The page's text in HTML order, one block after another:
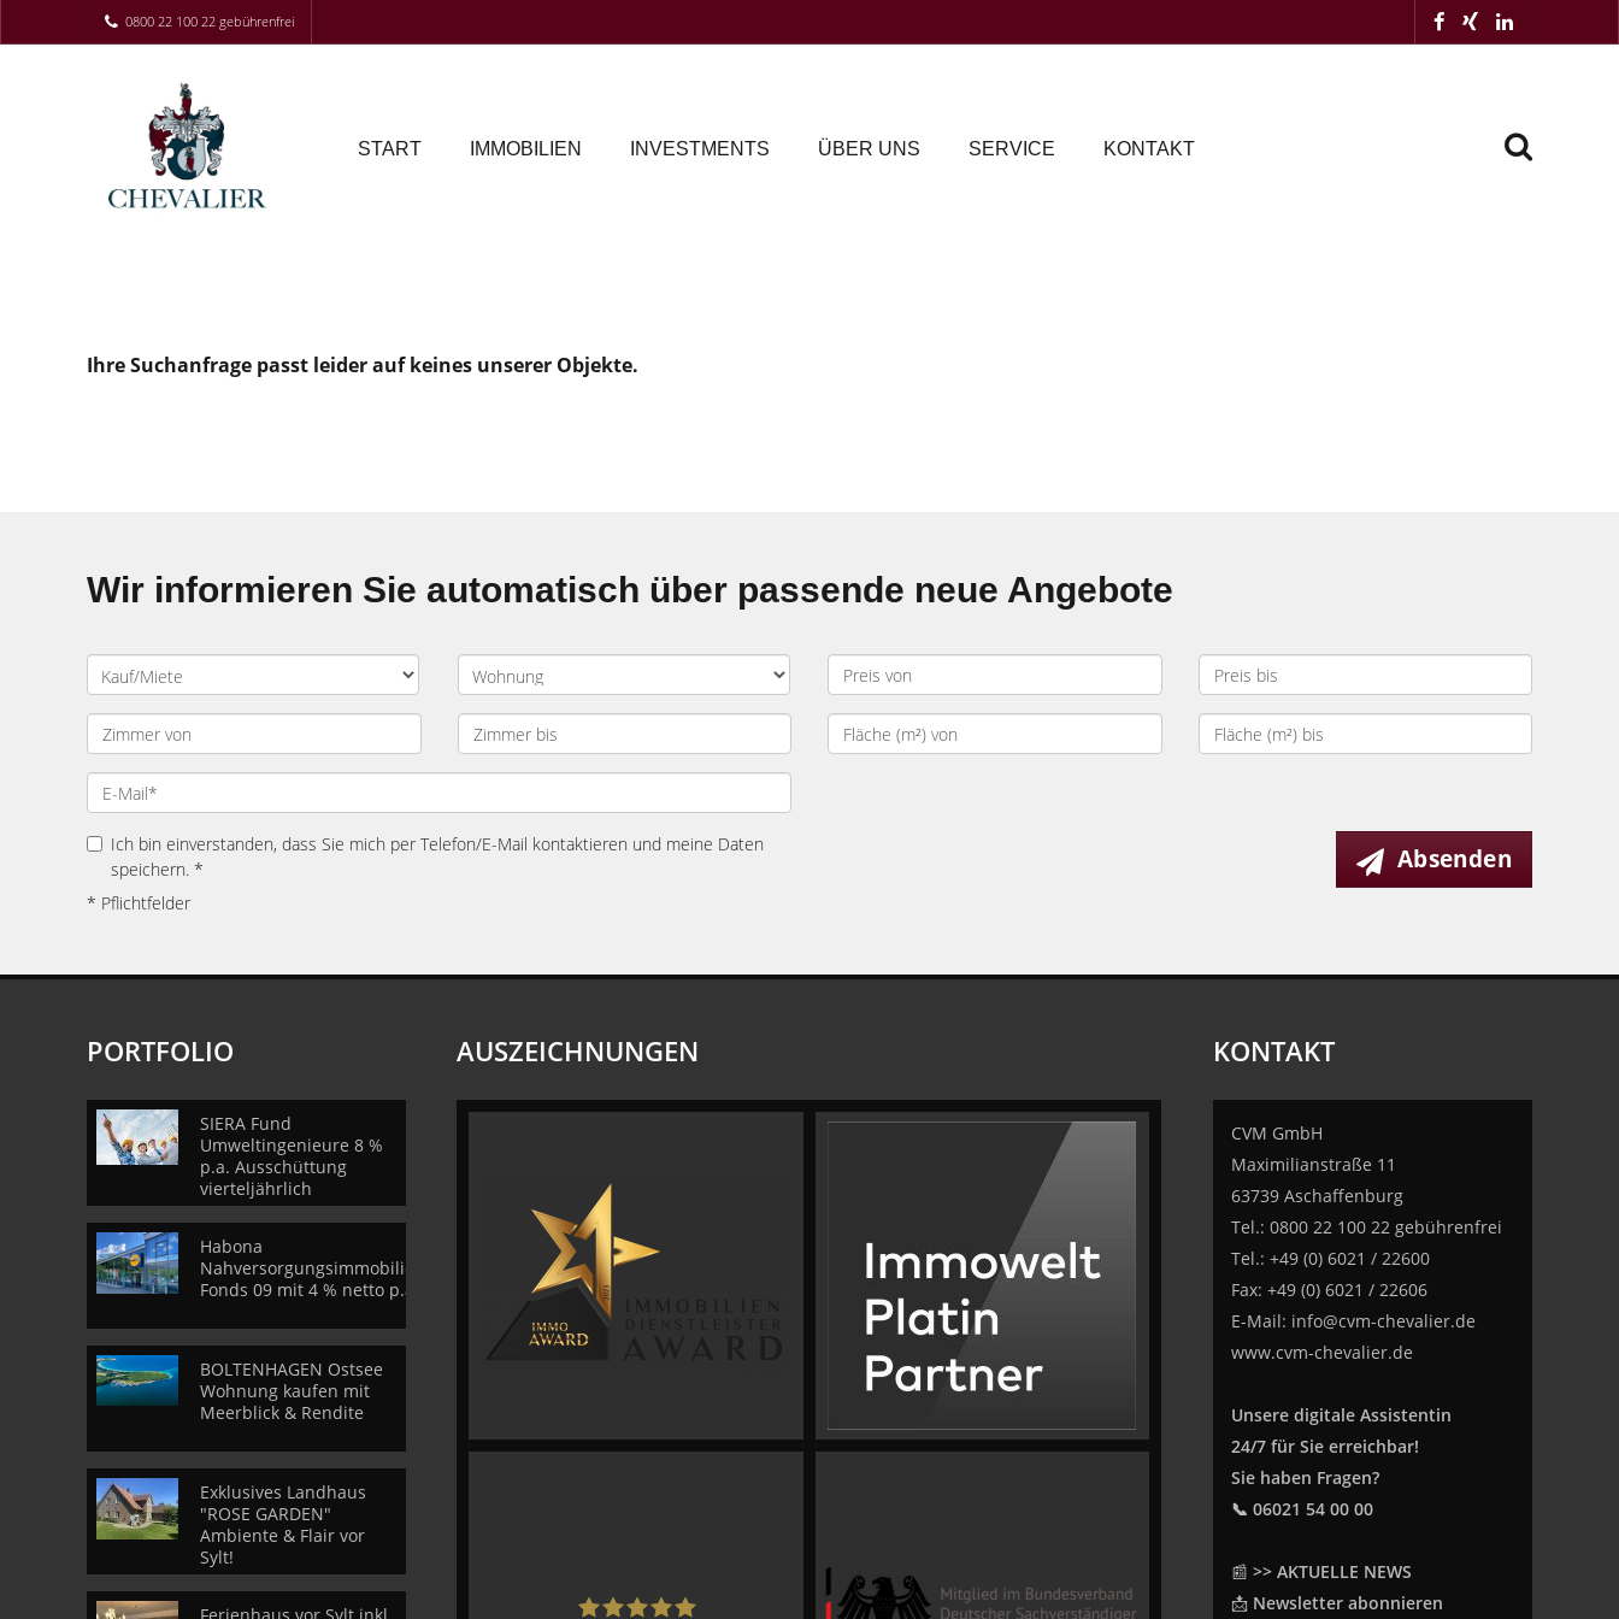
0800 22 100 22 gebührenfrei
START IMMOBILIEN INVESTMENTS ÜBER UNS SERVICE KONTAKT
Ihre Suchanfrage passt leider auf keines unserer Objekte.
Wir informieren Sie automatisch über passende neue Angebote
Ich bin einverstanden, dass Sie mich per Telefon/E-Mail kontaktieren und meine Daten
speichern. *
* Pflichtfelder
Absenden
PORTFOLIO
SIERA Fund
Umweltingenieure 8 %
p.a. Ausschüttung
vierteljährlich
Habona
Nahversorgungsimmobilien
Fonds 09 mit 4 % netto p.a.
BOLTENHAGEN Ostsee
Wohnung kaufen mit
Meerblick & Rendite
Exklusives Landhaus
"ROSE GARDEN"
Ambiente & Flair vor
Sylt!
AUSZEICHNUNGEN KONTAKT
CVM GmbH
Maximilianstraße 11
63739 Aschaffenburg
Tel.: 0800 22 100 22 gebührenfrei
Tel.: +49 (0) 6021 / 22600
Fax: +49 (0) 6021 / 22606
E-Mail: info@cvm-chevalier.de
www.cvm-chevalier.de
Unsere digitale Assistentin
24/7 für Sie erreichbar!
Sie haben Fragen?
📞 06021 54 00 00
📰 >> AKTUELLE NEWS
📩 Newsletter abonnieren